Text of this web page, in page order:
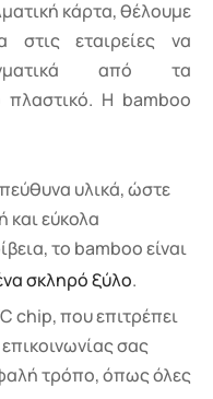
κάρτα, θέλουμε
στις εταιρείες να
από τα
πλαστικό. Η bamboo
υλικά, ώστε
και εύκολα
το bamboo είναι
σκληρό ξύλο.
chip, που επιτρέπει
σας
τρόπο, όπως όλες